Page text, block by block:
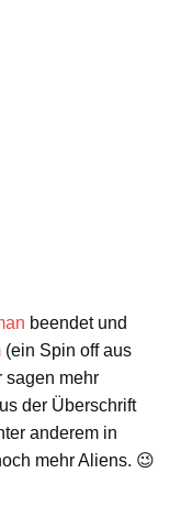
beendet und
(ein Spin off aus
sagen mehr
der Überschrift
anderem in
mehr Aliens. 😉